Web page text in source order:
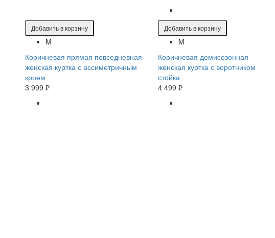
Добавить в корзину
M
Коричневая прямая повседневная
женская куртка с ассиметричным
кроем
3 999 ₽
Добавить в корзину
M
Коричневая демисезонная
женская куртка с воротником
стойка
4 499 ₽